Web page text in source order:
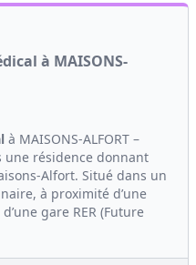
à MAISONS-
à MAISONS-ALFORT –
une résidence donnant
Alfort. Situé dans un
à proximité d’une
gare RER (Future